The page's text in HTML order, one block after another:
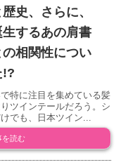
史、さらに、
するあの肩書
相関性につい
!?
特に注目を集めている髪
ツインテールだろう。シ
でも、日本ツイン...
を読む